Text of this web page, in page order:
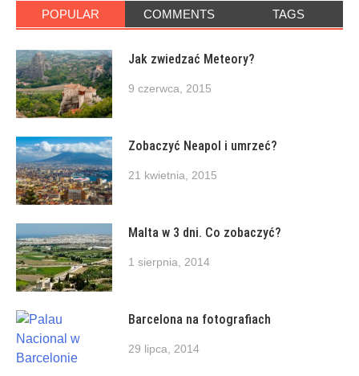
POPULAR COMMENTS TAGS
Jak zwiedzać Meteory?
9 czerwca, 2015
Zobaczyć Neapol i umrzeć?
21 kwietnia, 2015
Malta w 3 dni. Co zobaczyć?
1 sierpnia, 2014
Barcelona na fotografiach
29 lipca, 2014